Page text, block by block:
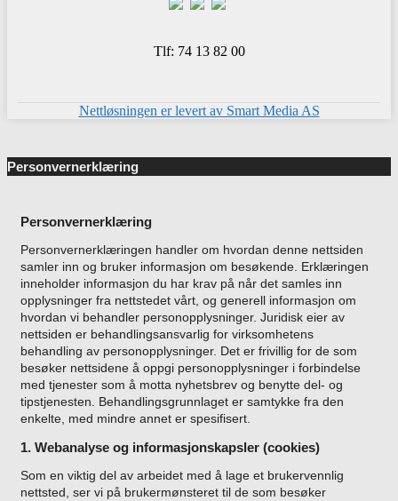
Tlf: 74 13 82 00
Nettløsningen er levert av Smart Media AS
Personvernerklæring
Personvernerklæring
Personvernerklæringen handler om hvordan denne nettsiden
samler inn og bruker informasjon om besøkende. Erklæringen
inneholder informasjon du har krav på når det samles inn
opplysninger fra nettstedet vårt, og generell informasjon om
hvordan vi behandler personopplysninger. Juridisk eier av
nettsiden er behandlingsansvarlig for virksomhetens
behandling av personopplysninger. Det er frivillig for de som
besøker nettsidene å oppgi personopplysninger i forbindelse
med tjenester som å motta nyhetsbrev og benytte del- og
tipstjenesten. Behandlingsgrunnlaget er samtykke fra den
enkelte, med mindre annet er spesifisert.
1. Webanalyse og informasjonskapsler (cookies)
Som en viktig del av arbeidet med å lage et brukervennlig
nettsted, ser vi på brukermønsteret til de som besøker